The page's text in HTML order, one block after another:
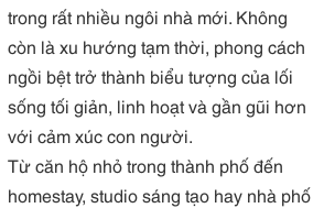
trong rất nhiều ngôi nhà mới. Không
còn là xu hướng tạm thời, phong cách
ngồi bệt trở thành biểu tượng của lối
sống tối giản, linh hoạt và gần gũi hơn
với cảm xúc con người.
Từ căn hộ nhỏ trong thành phố đến
homestay, studio sáng tạo hay nhà phố